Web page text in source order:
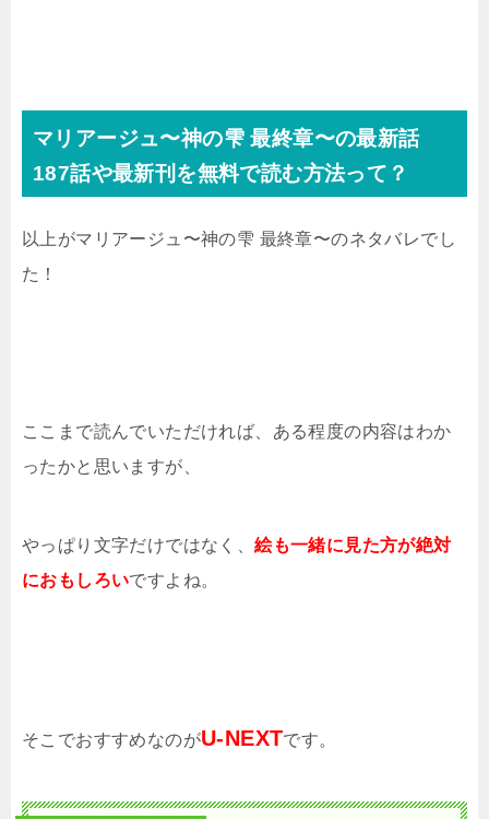
マリアージュ〜神の雫 最終章〜の最新話
187話や最新刊を無料で読む方法って？
以上がマリアージュ〜神の雫 最終章〜のネタバレでし
た！
ここまで読んでいただければ、ある程度の内容はわか
ったかと思いますが、
やっぱり文字だけではなく、絵も一緒に見た方が絶対
におもしろいですよね。
そこでおすすめなのがU-NEXTです。